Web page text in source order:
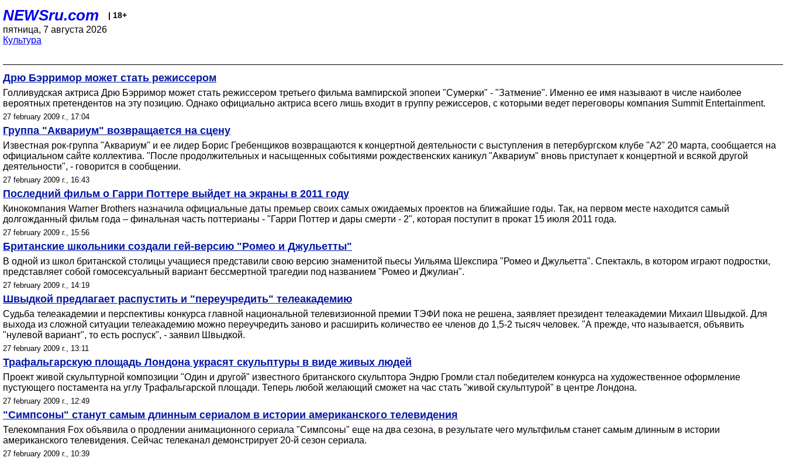
NEWSru.com | 18+
пятница, 7 августа 2026
Культура
Дрю Бэрримор может стать режиссером
Голливудская актриса Дрю Бэрримор может стать режиссером третьего фильма вампирской эпопеи "Сумерки" - "Затмение". Именно ее имя называют в числе наиболее
вероятных претендентов на эту позицию. Однако официально актриса всего лишь входит в группу режиссеров, с которыми ведет переговоры компания Summit Entertainment.
27 february 2009 г., 17:04
Группа "Аквариум" возвращается на сцену
Известная рок-группа "Аквариум" и ее лидер Борис Гребенщиков возвращаются к концертной деятельности с выступления в петербургском клубе "А2" 20 марта, сообщается на
официальном сайте коллектива. "После продолжительных и насыщенных событиями рождественских каникул "Аквариум" вновь приступает к концертной и всякой другой
деятельности", - говорится в сообщении.
27 february 2009 г., 16:43
Последний фильм о Гарри Поттере выйдет на экраны в 2011 году
Кинокомпания Warner Brothers назначила официальные даты премьер своих самых ожидаемых проектов на ближайшие годы. Так, на первом месте находится самый
долгожданный фильм года – финальная часть поттерианы - "Гарри Поттер и дары смерти - 2", которая поступит в прокат 15 июля 2011 года.
27 february 2009 г., 15:56
Британские школьники создали гей-версию "Ромео и Джульетты"
В одной из школ британской столицы учащиеся представили свою версию знаменитой пьесы Уильяма Шекспира "Ромео и Джульетта". Спектакль, в котором играют подростки,
представляет собой гомосексуальный вариант бессмертной трагедии под названием "Ромео и Джулиан".
27 february 2009 г., 14:19
Швыдкой предлагает распустить и "переучредить" телеакадемию
Судьба телеакадемии и перспективы конкурса главной национальной телевизионной премии ТЭФИ пока не решена, заявляет президент телеакадемии Михаил Швыдкой. Для
выхода из сложной ситуации телеакадемию можно переучредить заново и расширить количество ее членов до 1,5-2 тысяч человек. "А прежде, что называется, объявить
"нулевой вариант", то есть роспуск", - заявил Швыдкой.
27 february 2009 г., 13:11
Трафальгарскую площадь Лондона украсят скульптуры в виде живых людей
Проект живой скульптурной композиции "Один и другой" известного британского скульптора Эндрю Громли стал победителем конкурса на художественное оформление
пустующего постамента на углу Трафальгарской площади. Теперь любой желающий сможет на час стать "живой скульптурой" в центре Лондона.
27 february 2009 г., 12:49
"Симпсоны" станут самым длинным сериалом в истории американского телевидения
Телекомпания Fox объявила о продлении анимационного сериала "Симпсоны" еще на два сезона, в результате чего мультфильм станет самым длинным в истории
американского телевидения. Сейчас телеканал демонстрирует 20-й сезон сериала.
27 february 2009 г., 10:39